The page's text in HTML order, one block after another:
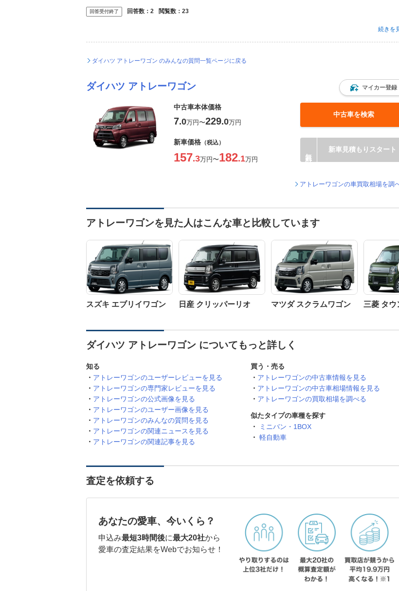
回答受付終了 回答数： 2 閲覧数： 23
続きを
ダイハツ アトレーワゴン のみんなの質問一覧ページに戻る
ダイハツ アトレーワゴン マイカー登録
中古車本体価格
7.0万円〜229.0万円
中古車を検索
新車価格 （税込）
157.3万円〜182.1万円
新車見積もりスタート
アトレーワゴンの車買取相場を調
アトレーワゴンを見た人はこんな車と比較しています
スズキ エブリイワゴン 日産 クリッパーリオ マツダ スクラムワゴン 三菱 タウ
ダイハツ アトレーワゴン についてもっと詳しく
知る
アトレーワゴンのユーザーレビューを見る
アトレーワゴンの専門家レビューを見る
アトレーワゴンの公式画像を見る
アトレーワゴンのユーザー画像を見る
アトレーワゴンのみんなの質問を見る
アトレーワゴンの関連ニュースを見る
アトレーワゴンの関連記事を見る
買う・売る
アトレーワゴンの中古車情報を見る
アトレーワゴンの中古車相場情報を見る
アトレーワゴンの買取相場を調べる
似たタイプの車種を探す
ミニバン・1BOX
軽自動車
査定を依頼する
あなたの愛車、今いくら？
申込み最短3時間後に最大20社から
愛車の査定結果をWebでお知らせ！